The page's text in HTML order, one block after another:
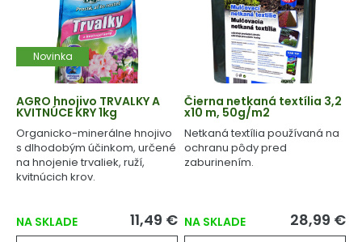
Novinka
AGRO hnojivo TRVALKY A
KVITNÚCE KRY 1kg
Organicko-minerálne hnojivo
s dlhodobým účinkom, určené
na hnojenie trvaliek, ruží,
kvitnúcich krov.
NA SKLADE 11,49 €
Čierna netkaná textília 3,2
x10 m, 50g/m2
Netkaná textília používaná na
ochranu pôdy pred
zaburinením.
NA SKLADE 28,99 €